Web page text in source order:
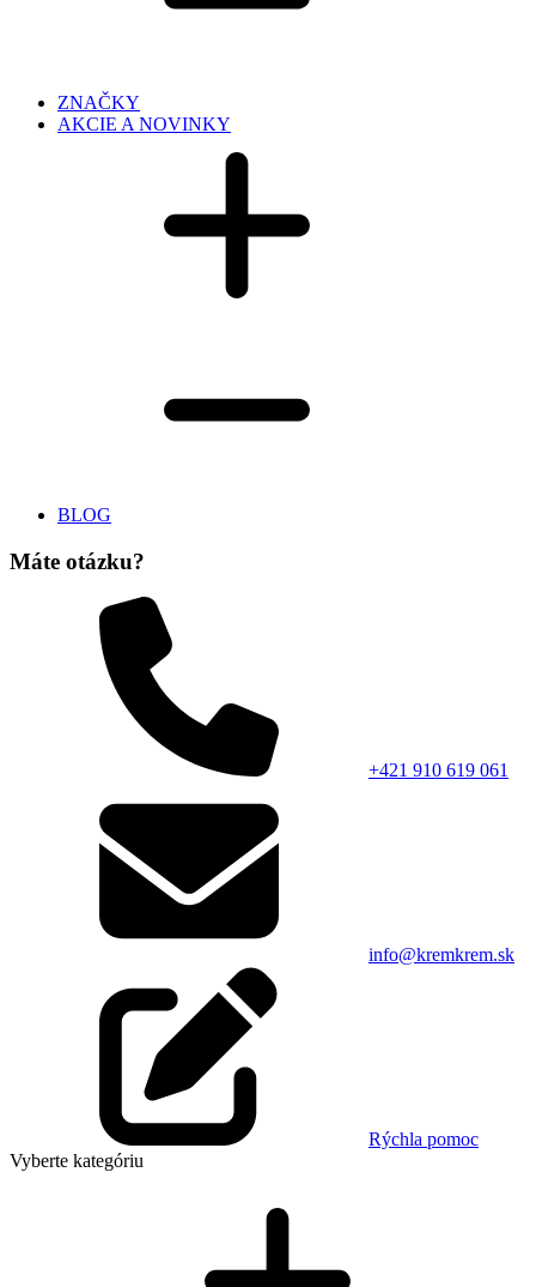
ZNAČKY
AKCIE A NOVINKY
BLOG
Máte otázku?
+421 910 619 061
info@kremkrem.sk
Rýchla pomoc
Vyberte kategóriu